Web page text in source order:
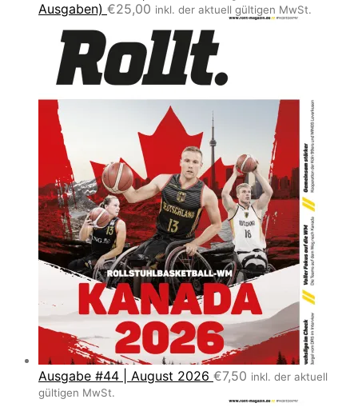
Ausgaben) €25,00 inkl. der aktuell gültigen MwSt.
Ausgabe #44 | August 2026 €7,50 inkl. der aktuell
gültigen MwSt.